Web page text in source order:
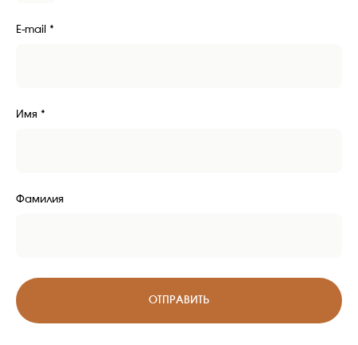
E-mail *
Имя *
Фамилия
ОТПРАВИТЬ